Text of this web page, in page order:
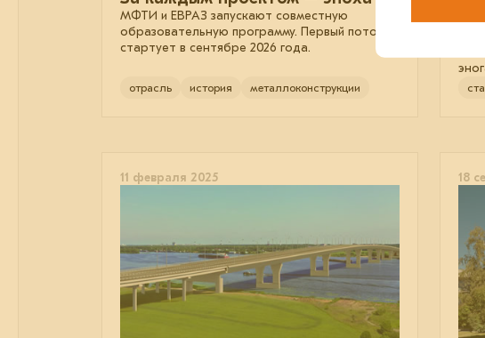
МФТИ и ЕВРАЗ запускают совместную
образовательную программу. Первый поток
стартует в сентябре 2026 года.
отрасль история металлоконструкции
в
11 февраля 2025 18